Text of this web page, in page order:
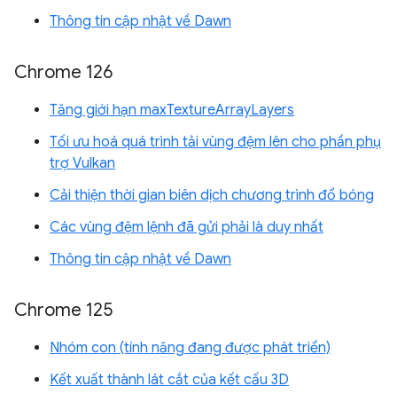
Thông tin cập nhật về Dawn
Chrome 126
Tăng giới hạn maxTextureArrayLayers
Tối ưu hoá quá trình tải vùng đệm lên cho phần phụ
trợ Vulkan
Cải thiện thời gian biên dịch chương trình đổ bóng
Các vùng đệm lệnh đã gửi phải là duy nhất
Thông tin cập nhật về Dawn
Chrome 125
Nhóm con (tính năng đang được phát triển)
Kết xuất thành lát cắt của kết cấu 3D